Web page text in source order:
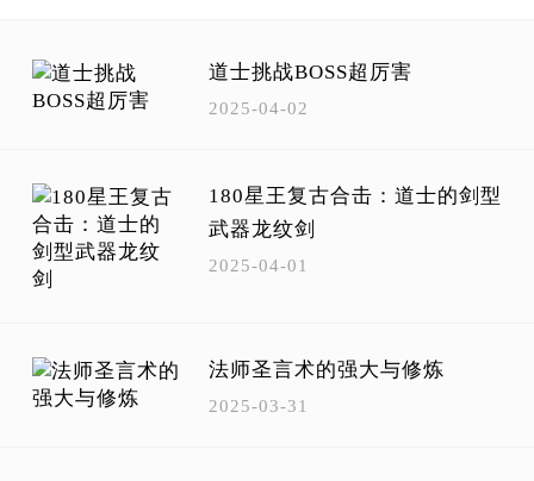
道士挑战BOSS超厉害
2025-04-02
180星王复古合击：道士的剑型
武器龙纹剑
2025-04-01
法师圣言术的强大与修炼
2025-03-31